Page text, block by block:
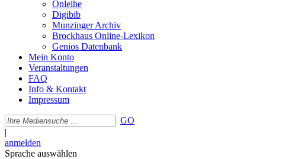
Onleihe
Digibib
Munzinger Archiv
Brockhaus Online-Lexikon
Genios Datenbank
Mein Konto
Veranstaltungen
FAQ
Info & Kontakt
Impressum
GO
|
anmelden
Sprache auswählen